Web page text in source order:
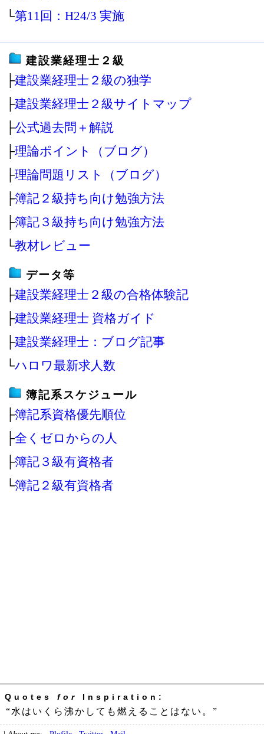
└第11回：H24/3 実施
建設業経理士２級
├建設業経理士２級の独学
├建設業経理士２級サイトマップ
├公式過去問＋解説
├理論ポイント（ブログ）
├理論問題リスト（ブログ）
├簿記２級持ち向け勉強方法
├簿記３級持ち向け勉強方法
└教材レビュー
データ等
├建設業経理士２級の合格体験記
├建設業経理士 資格ガイド
├建設業経理士：ブログ記事
└ハロワ最新求人数
簿記系スケジュール
├簿記系資格優先順位
├全くゼロからの人
├簿記３級有資格者
└簿記２級有資格者
Quotes for Inspiration:
“水はいくら沸かしても燃えることはない。”